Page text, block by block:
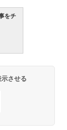
をチ
させる